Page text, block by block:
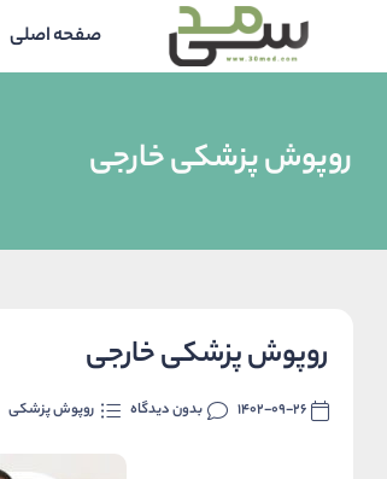
صفحه اصلی
روپوش پزشکی خارجی
روپوش پزشکی خارجی
1402-09-26 بدون دیدگاه روپوش پزشکی